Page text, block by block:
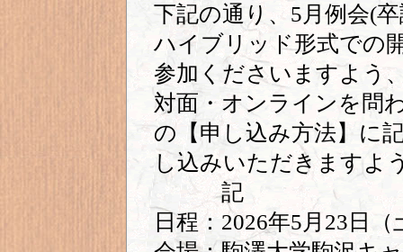
下記の通り、5月例会(
ハイブリッド形式での
参加くださいますよう
対面・オンラインを問
の【申し込み方法】に
し込みいただきますよ
記
日程：2026年5月23日（